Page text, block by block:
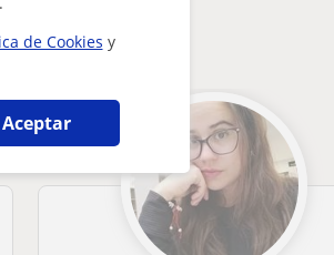
de Cookies y
Aceptar